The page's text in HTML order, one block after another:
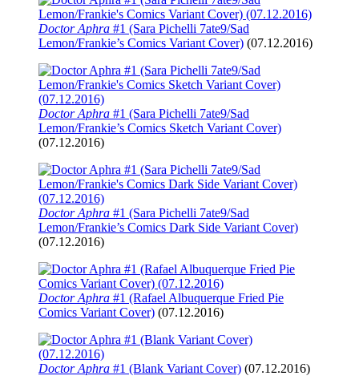
Doctor Aphra #1 (Sara Pichelli 7ate9/Sad
Lemon/Frankie’s Comics Variant Cover) (07.12.2016)
Doctor Aphra #1 (Sara Pichelli 7ate9/Sad
Lemon/Frankie’s Comics Sketch Variant Cover)
(07.12.2016)
Doctor Aphra #1 (Sara Pichelli 7ate9/Sad
Lemon/Frankie’s Comics Dark Side Variant Cover)
(07.12.2016)
Doctor Aphra #1 (Rafael Albuquerque Fried Pie
Comics Variant Cover) (07.12.2016)
Doctor Aphra #1 (Blank Variant Cover) (07.12.2016)